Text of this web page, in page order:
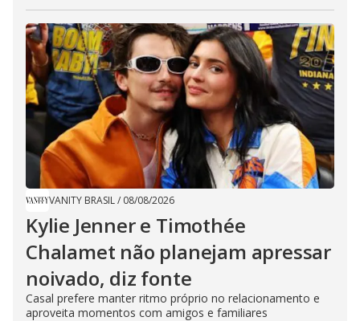
VANITY BRASIL/ 08/08/2026
Kylie Jenner e Timothée
Chalamet não planejam apressar
noivado, diz fonte
Casal prefere manter ritmo próprio no relacionamento e
aproveita momentos com amigos e familiares